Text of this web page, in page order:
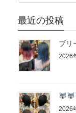
最近の投稿
ブリ
2026
2026